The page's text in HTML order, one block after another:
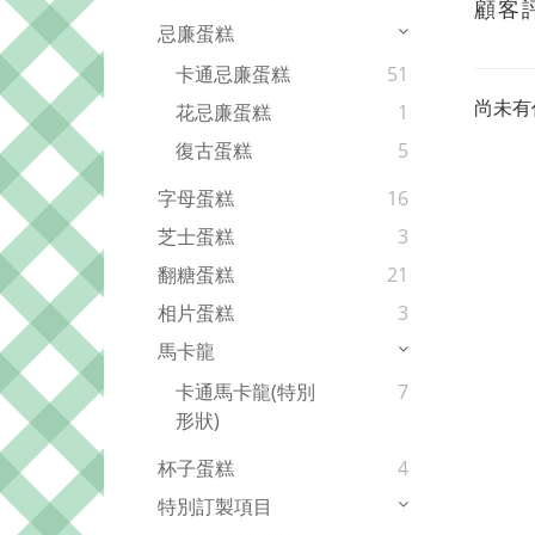
忌廉蛋糕
卡通忌廉蛋糕
51
花忌廉蛋糕
1
復古蛋糕
5
字母蛋糕
16
芝士蛋糕
3
翻糖蛋糕
21
相片蛋糕
3
馬卡龍
卡通馬卡龍(特別
形狀)
7
杯子蛋糕
4
特別訂製項目
顧客
尚未